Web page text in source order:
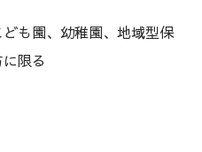
も園、幼稚園、​地域型保
限る